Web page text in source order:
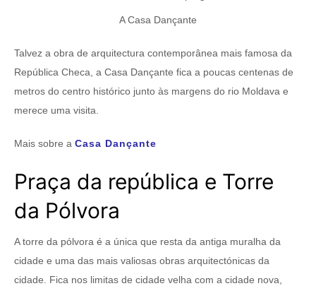
A Casa Dançante
Talvez a obra de arquitectura contemporânea mais famosa da
República Checa, a Casa Dançante fica a poucas centenas de
metros do centro histórico junto às margens do rio Moldava e
merece uma visita.
Mais sobre a Casa Dançante
Praça da república e Torre
da Pólvora
A torre da pólvora é a única que resta da antiga muralha da
cidade e uma das mais valiosas obras arquitectónicas da
cidade. Fica nos limitas de cidade velha com a cidade nova,